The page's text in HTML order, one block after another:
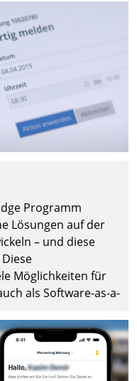
eigenen Kanal
Programm
Lösungen auf der
– und diese
Möglichkeiten für
als Software-as-a-